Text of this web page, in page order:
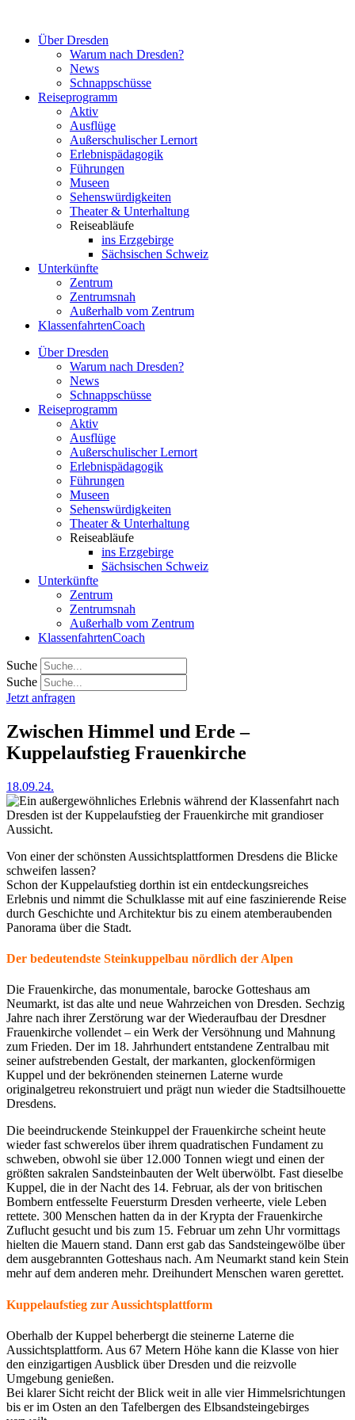
springenÜber Dresden
Warum nach Dresden?
News
Schnappschüsse
Reiseprogramm
Aktiv
Ausflüge
Außerschulischer Lernort
Erlebnispädagogik
Führungen
Museen
Sehenswürdigkeiten
Theater & Unterhaltung
Reiseabläufe
ins Erzgebirge
Sächsischen Schweiz
Unterkünfte
Zentrum
Zentrumsnah
Außerhalb vom Zentrum
KlassenfahrtenCoach
Über Dresden
Warum nach Dresden?
News
Schnappschüsse
Reiseprogramm
Aktiv
Ausflüge
Außerschulischer Lernort
Erlebnispädagogik
Führungen
Museen
Sehenswürdigkeiten
Theater & Unterhaltung
Reiseabläufe
ins Erzgebirge
Sächsischen Schweiz
Unterkünfte
Zentrum
Zentrumsnah
Außerhalb vom Zentrum
KlassenfahrtenCoach
Suche
Suche
Jetzt anfragen
Zwischen Himmel und Erde –
Kuppelaufstieg Frauenkirche
18.09.24.
Von einer der schönsten Aussichtsplattformen Dresdens die Blicke
schweifen lassen?
Schon der Kuppelaufstieg dorthin ist ein entdeckungsreiches
Erlebnis und nimmt die Schulklasse mit auf eine faszinierende Reise
durch Geschichte und Architektur bis zu einem atemberaubenden
Panorama über die Stadt.
Der bedeutendste Steinkuppelbau nördlich der Alpen
Die Frauenkirche, das monumentale, barocke Gotteshaus am
Neumarkt, ist das alte und neue Wahrzeichen von Dresden. Sechzig
Jahre nach ihrer Zerstörung war der Wiederaufbau der Dresdner
Frauenkirche vollendet – ein Werk der Versöhnung und Mahnung
zum Frieden. Der im 18. Jahrhundert entstandene Zentralbau mit
seiner aufstrebenden Gestalt, der markanten, glockenförmigen
Kuppel und der bekrönenden steinernen Laterne wurde
originalgetreu rekonstruiert und prägt nun wieder die Stadtsilhouette
Dresdens.
Die beeindruckende Steinkuppel der Frauenkirche scheint heute
wieder fast schwerelos über ihrem quadratischen Fundament zu
schweben, obwohl sie über 12.000 Tonnen wiegt und einen der
größten sakralen Sandsteinbauten der Welt überwölbt. Fast dieselbe
Kuppel, die in der Nacht des 14. Februar, als der von britischen
Bombern entfesselte Feuersturm Dresden verheerte, viele Leben
rettete. 300 Menschen hatten da in der Krypta der Frauenkirche
Zuflucht gesucht und bis zum 15. Februar um zehn Uhr vormittags
hielten die Mauern stand. Dann erst gab das Sandsteingewölbe über
dem ausgebrannten Gotteshaus nach. Am Neumarkt stand kein Stein
mehr auf dem anderen mehr. Dreihundert Menschen waren gerettet.
Kuppelaufstieg zur Aussichts­platt­form
Oberhalb der Kuppel beherbergt die steinerne Laterne die
Aussichtsplattform. Aus 67 Metern Höhe kann die Klasse von hier
den einzigartigen Ausblick über Dresden und die reizvolle
Umgebung genießen.
Bei klarer Sicht reicht der Blick weit in alle vier Himmelsrichtungen
bis er im Osten an den Tafelbergen des Elbsandsteingebirges